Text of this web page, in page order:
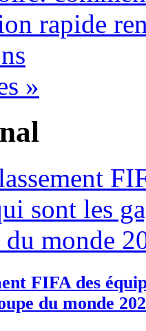
rapide
»
FIFA des
du monde